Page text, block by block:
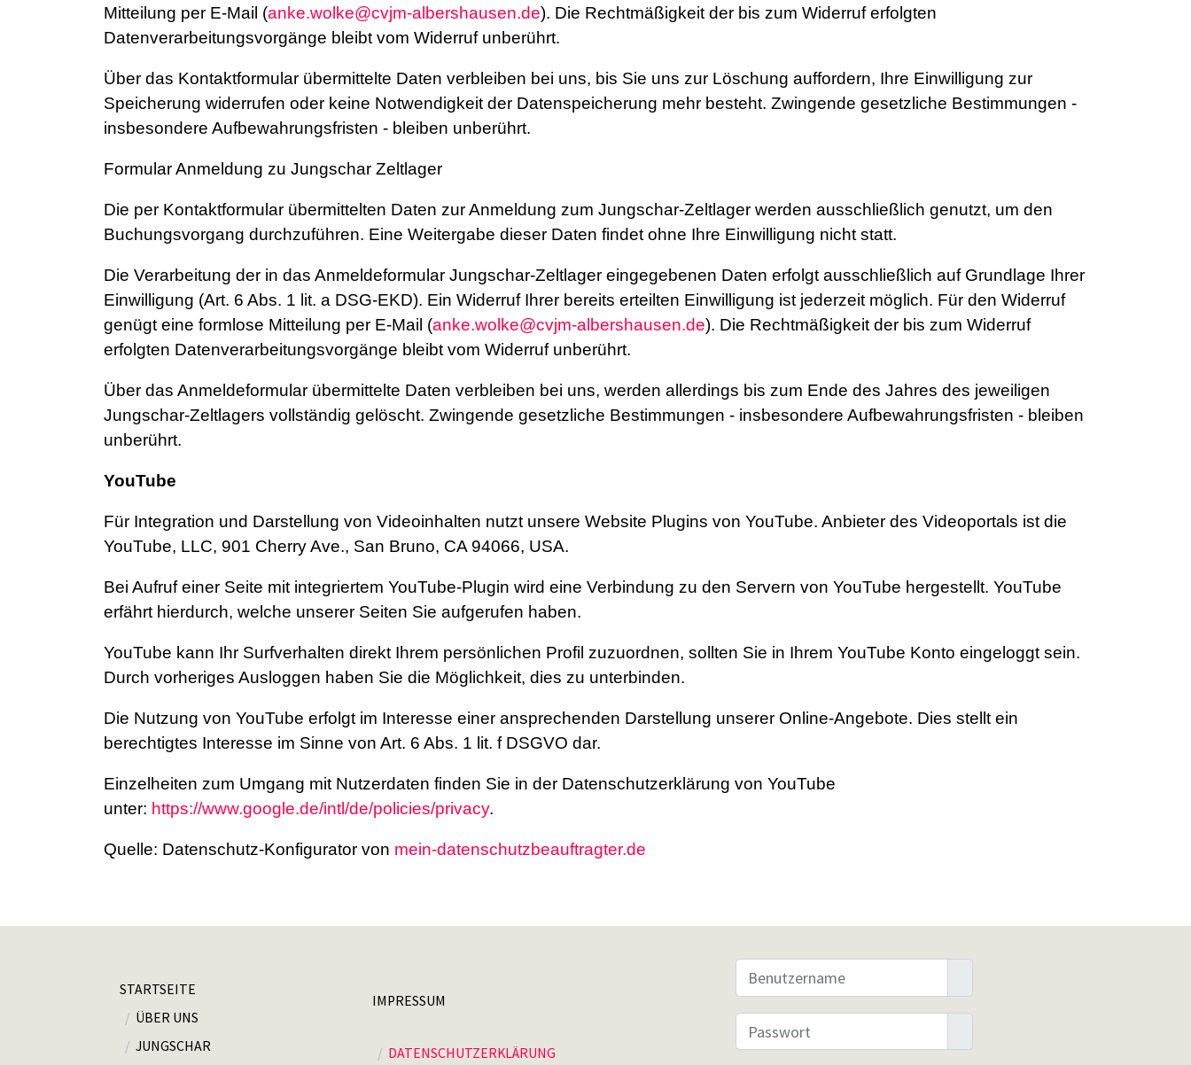
Mitteilung per E-Mail (anke.wolke@cvjm-albershausen.de). Die Rechtmäßigkeit der bis zum Widerruf erfolgten
Datenverarbeitungsvorgänge bleibt vom Widerruf unberührt.
Über das Kontaktformular übermittelte Daten verbleiben bei uns, bis Sie uns zur Löschung auffordern, Ihre Einwilligung zur
Speicherung widerrufen oder keine Notwendigkeit der Datenspeicherung mehr besteht. Zwingende gesetzliche Bestimmungen -
insbesondere Aufbewahrungsfristen - bleiben unberührt.
Formular Anmeldung zu Jungschar Zeltlager
Die per Kontaktformular übermittelten Daten zur Anmeldung zum Jungschar-Zeltlager werden ausschließlich genutzt, um den
Buchungsvorgang durchzuführen. Eine Weitergabe dieser Daten findet ohne Ihre Einwilligung nicht statt.
Die Verarbeitung der in das Anmeldeformular Jungschar-Zeltlager eingegebenen Daten erfolgt ausschließlich auf Grundlage Ihrer
Einwilligung (Art. 6 Abs. 1 lit. a DSG-EKD). Ein Widerruf Ihrer bereits erteilten Einwilligung ist jederzeit möglich. Für den Widerruf
genügt eine formlose Mitteilung per E-Mail (anke.wolke@cvjm-albershausen.de). Die Rechtmäßigkeit der bis zum Widerruf
erfolgten Datenverarbeitungsvorgänge bleibt vom Widerruf unberührt.
Über das Anmeldeformular übermittelte Daten verbleiben bei uns, werden allerdings bis zum Ende des Jahres des jeweiligen
Jungschar-Zeltlagers vollständig gelöscht. Zwingende gesetzliche Bestimmungen - insbesondere Aufbewahrungsfristen - bleiben
unberührt.
YouTube
Für Integration und Darstellung von Videoinhalten nutzt unsere Website Plugins von YouTube. Anbieter des Videoportals ist die
YouTube, LLC, 901 Cherry Ave., San Bruno, CA 94066, USA.
Bei Aufruf einer Seite mit integriertem YouTube-Plugin wird eine Verbindung zu den Servern von YouTube hergestellt. YouTube
erfährt hierdurch, welche unserer Seiten Sie aufgerufen haben.
YouTube kann Ihr Surfverhalten direkt Ihrem persönlichen Profil zuzuordnen, sollten Sie in Ihrem YouTube Konto eingeloggt sein.
Durch vorheriges Ausloggen haben Sie die Möglichkeit, dies zu unterbinden.
Die Nutzung von YouTube erfolgt im Interesse einer ansprechenden Darstellung unserer Online-Angebote. Dies stellt ein
berechtigtes Interesse im Sinne von Art. 6 Abs. 1 lit. f DSGVO dar.
Einzelheiten zum Umgang mit Nutzerdaten finden Sie in der Datenschutzerklärung von YouTube
unter: https://www.google.de/intl/de/policies/privacy.
Quelle: Datenschutz-Konfigurator von mein-datenschutzbeauftragter.de
STARTSEITE
ÜBER UNS
JUNGSCHAR
IMPRESSUM
DATENSCHUTZERKLÄRUNG